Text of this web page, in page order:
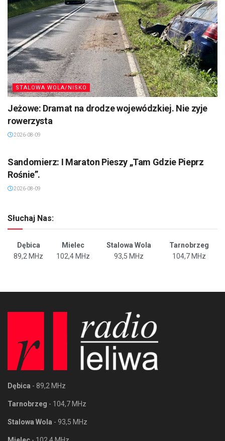
STALOWA WOLA/NISKO
Jeżowe: Dramat na drodze wojewódzkiej. Nie zyje
rowerzysta
2026-08-09
Sandomierz: I Maraton Pieszy „Tam Gdzie Pieprz
Rośnie”.
2026-08-09
Słuchaj Nas:
Dębica Mielec Stalowa Wola
Tarnobrzeg
89,2 MHz
102,4 MHz 93,5 MHz 104,7 MHz
Dębica - 89,2 MHz
Tarnobrzeg - 104,7 MHz
Stalowa Wola - 93,5 MHz